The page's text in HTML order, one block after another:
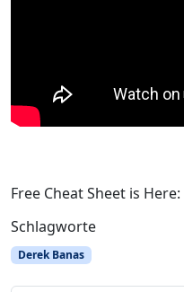
Free Cheat Sheet is Here:
Schlagworte
Derek Banas